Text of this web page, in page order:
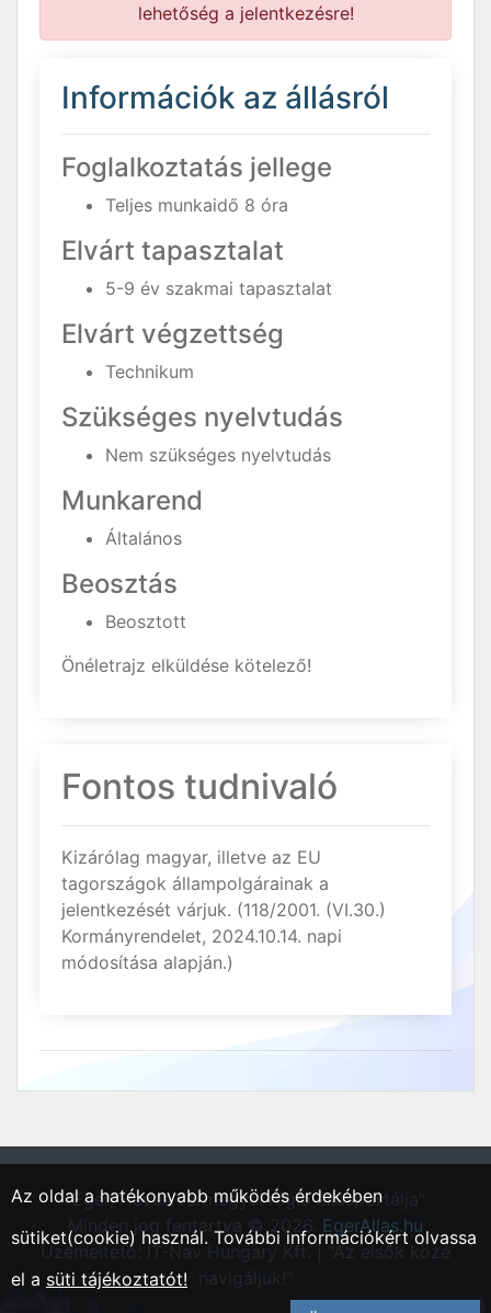
lehetőség a jelentkezésre!
Információk az állásról
Foglalkoztatás jellege
Teljes munkaidő 8 óra
Elvárt tapasztalat
5-9 év szakmai tapasztalat
Elvárt végzettség
Technikum
Szükséges nyelvtudás
Nem szükséges nyelvtudás
Munkarend
Általános
Beosztás
Beosztott
Önéletrajz elküldése kötelező!
Fontos tudnivaló
Kizárólag magyar, illetve az EU
tagországok állampolgárainak a
jelentkezését várjuk. (118/2001. (VI.30.)
Kormányrendelet, 2024.10.14. napi
módosítása alapján.)
"Eger, Heves vármegyei régió állásportálja"
Minden jog fentartva © 2026. EgerAllas.hu
Üzemeltető: IT-Nav Hungary Kft. | "Az elsők közé
Az oldal a hatékonyabb működés érdekében
sütiket(cookie) használ. További információkért olvassa
el a süti tájékoztatót!